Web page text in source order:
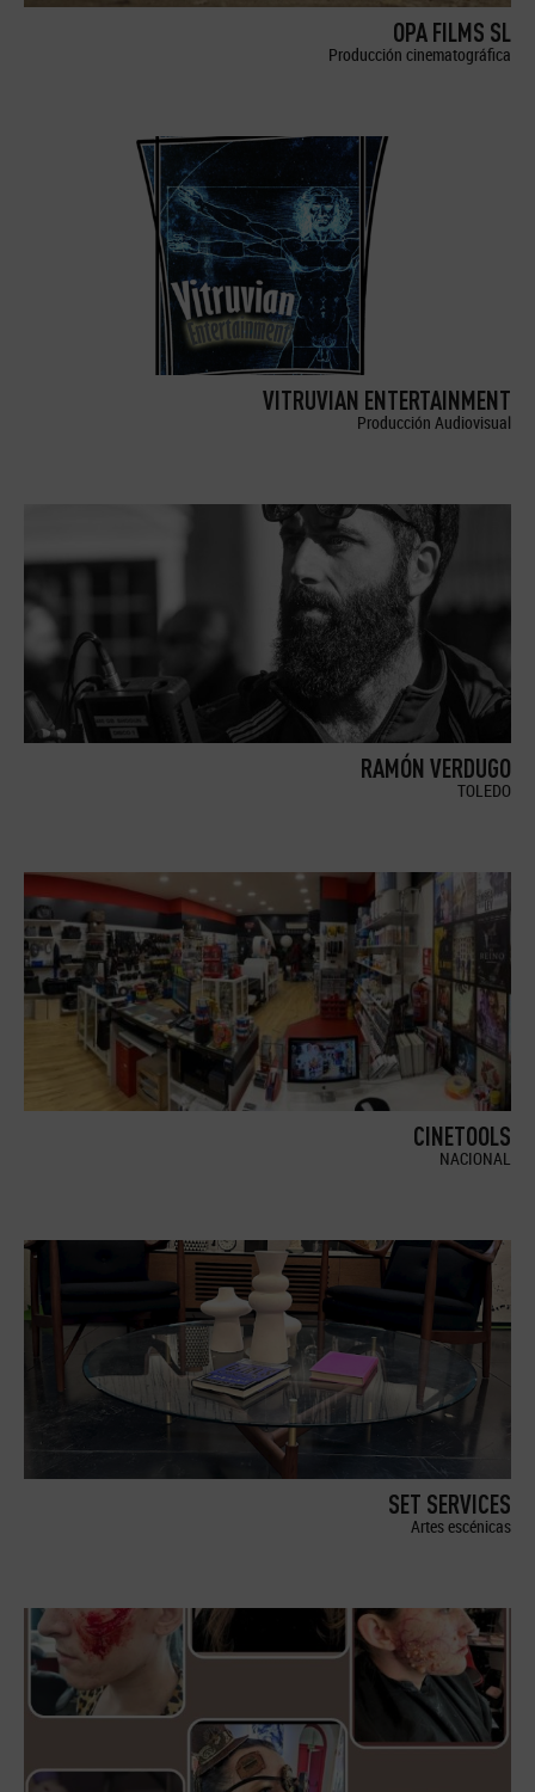
OPA FILMS SL
Producción cinematográfica
VITRUVIAN ENTERTAINMENT
Producción Audiovisual
RAMÓN VERDUGO
TOLEDO
CINETOOLS
NACIONAL
SET SERVICES
Artes escénicas